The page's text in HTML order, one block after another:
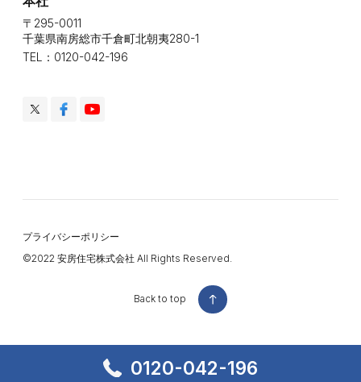
0120-042-196
〒295-0011
千葉県南房総市千倉町北朝夷280-1
TEL：0120-042-196
プライバシーポリシー
©️2022 安房住宅株式会社 All Rights Reserved.
Back to top